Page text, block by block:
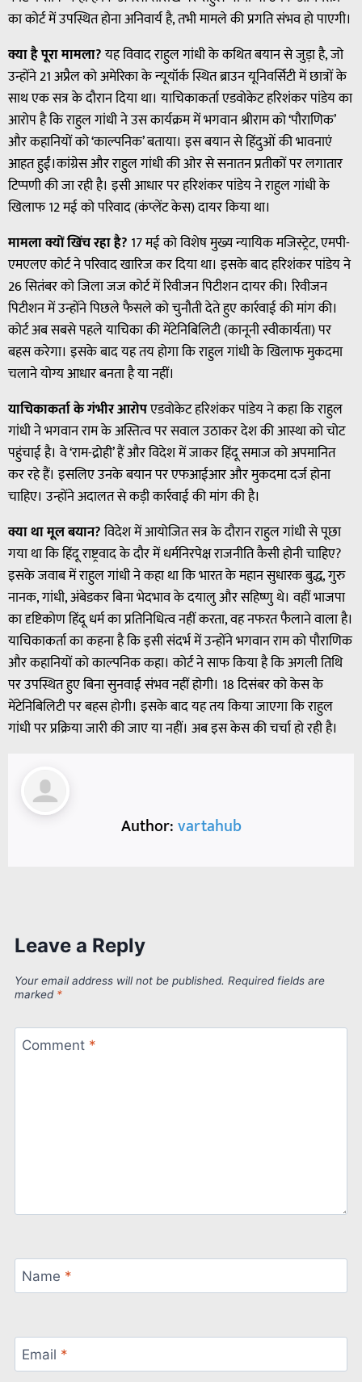
का कोर्ट में उपस्थित होना अनिवार्य है, तभी मामले की प्रगति संभव हो पाएगी।
क्या है पूरा मामला?यह विवाद राहुल गांधी के कथित बयान से जुड़ा है, जो
उन्होंने 21 अप्रैल को अमेरिका के न्यूयॉर्क स्थित ब्राउन यूनिवर्सिटी में छात्रों के
साथ एक सत्र के दौरान दिया था। याचिकाकर्ता एडवोकेट हरिशंकर पांडेय का
आरोप है कि राहुल गांधी ने उस कार्यक्रम में भगवान श्रीराम को ‘पौराणिक’
और कहानियों को ‘काल्पनिक’ बताया। इस बयान से हिंदुओं की भावनाएं
आहत हुईं।कांग्रेस और राहुल गांधी की ओर से सनातन प्रतीकों पर लगातार
टिप्पणी की जा रही है। इसी आधार पर हरिशंकर पांडेय ने राहुल गांधी के
खिलाफ 12 मई को परिवाद (कंप्लेंट केस) दायर किया था।
मामला क्यों खिंच रहा है? 17 मई को विशेष मुख्य न्यायिक मजिस्ट्रेट, एमपी-
एमएलए कोर्ट ने परिवाद खारिज कर दिया था। इसके बाद हरिशंकर पांडेय ने
26 सितंबर को जिला जज कोर्ट में रिवीजन पिटीशन दायर की। रिवीजन
पिटीशन में उन्होंने पिछले फैसले को चुनौती देते हुए कार्रवाई की मांग की।
कोर्ट अब सबसे पहले याचिका की मेंटेनिबिलिटी (कानूनी स्वीकार्यता) पर
बहस करेगा। इसके बाद यह तय होगा कि राहुल गांधी के खिलाफ मुकदमा
चलाने योग्य आधार बनता है या नहीं।
याचिकाकर्ता के गंभीर आरोपएडवोकेट हरिशंकर पांडेय ने कहा कि राहुल
गांधी ने भगवान राम के अस्तित्व पर सवाल उठाकर देश की आस्था को चोट
पहुंचाई है। वे ‘राम-द्रोही’ हैं और विदेश में जाकर हिंदू समाज को अपमानित
कर रहे हैं। इसलिए उनके बयान पर एफआईआर और मुकदमा दर्ज होना
चाहिए। उन्होंने अदालत से कड़ी कार्रवाई की मांग की है।
क्या था मूल बयान?विदेश में आयोजित सत्र के दौरान राहुल गांधी से पूछा
गया था कि हिंदू राष्ट्रवाद के दौर में धर्मनिरपेक्ष राजनीति कैसी होनी चाहिए?
इसके जवाब में राहुल गांधी ने कहा था कि भारत के महान सुधारक बुद्ध, गुरु
नानक, गांधी, अंबेडकर बिना भेदभाव के दयालु और सहिष्णु थे। वहीं भाजपा
का दृष्टिकोण हिंदू धर्म का प्रतिनिधित्व नहीं करता, वह नफरत फैलाने वाला है।
याचिकाकर्ता का कहना है कि इसी संदर्भ में उन्होंने भगवान राम को पौराणिक
और कहानियों को काल्पनिक कहा। कोर्ट ने साफ किया है कि अगली तिथि
पर उपस्थित हुए बिना सुनवाई संभव नहीं होगी। 18 दिसंबर को केस के
मेंटेनिबिलिटी पर बहस होगी। इसके बाद यह तय किया जाएगा कि राहुल
गांधी पर प्रक्रिया जारी की जाए या नहीं। अब इस केस की चर्चा हो रही है।
Author:vartahub
Leave a Reply
Your email address will not be published. Required fields are
marked *
Comment *
Name *
Email *